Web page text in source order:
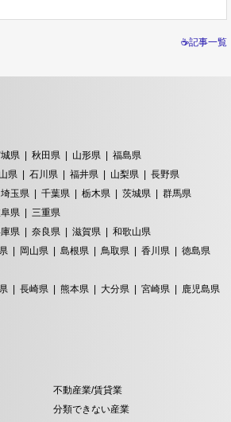
☕記事一覧
県 秋田県 山形県
福島県
県 石川県 福井県 山梨県
長野県
埼玉県 千葉県 栃木県 茨城県
群馬県
県
三重県
県 奈良県 滋賀県
和歌山県
岡山県 島根県 鳥取県 香川県
徳島県
長崎県 熊本県 大分県 宮崎県
鹿児島県
不動産業/賃貸業
分類できない産業